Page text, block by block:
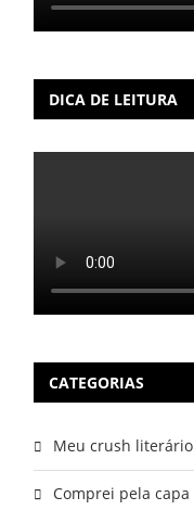
DICA DE LEITURA
CATEGORIAS
Meu crush literário
Comprei pela capa